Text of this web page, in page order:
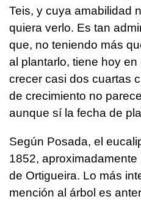
Teis, y cuya amabilidad
quiera verlo. Es tan
que, no teniendo más
al plantarlo, tiene hoy
crecer casi dos cuartas
de crecimiento no
aunque sí la fecha de
Según Posada, el
1852,
de Ortigueira. Lo más
mención al árbol es